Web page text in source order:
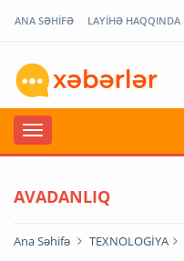
ANA SƏHİFƏ LAYİHƏ HAQQINDA
AVADANLIQ
Ana Səhifə TEXNOLOGİYA